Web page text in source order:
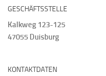
GESCHÄFTSSTELLE
Kalkweg 123-125
47055 Duisburg
KONTAKTDATEN